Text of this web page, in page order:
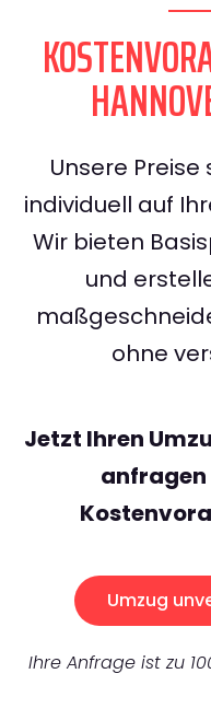
Unsere
individuell auf
Wir bieten
und
ohne
Jetzt Ihren
anfragen
Umzug
Ihre Anfrage ist zu